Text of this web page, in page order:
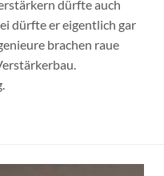
dürfte auch
dürfte er eigentlich gar
brachen raue